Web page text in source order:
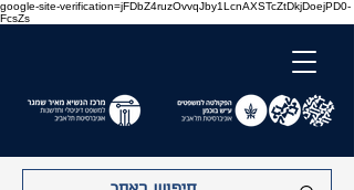
google-site-verification=jFDbZ4ruzOvvqJby1LcnAXSTcZtDkjDoejPD0-
FcsZs